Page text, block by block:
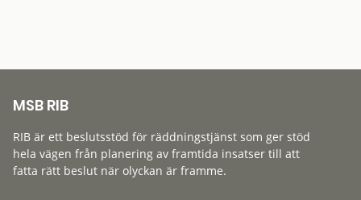
MSB RIB
RIB är ett beslutsstöd för räddningstjänst som ger stöd
hela vägen från planering av framtida insatser till att
fatta rätt beslut när olyckan är framme.